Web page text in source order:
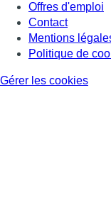
Offres d'emploi
Contact
Mentions
Politique de
Gérer les cookies